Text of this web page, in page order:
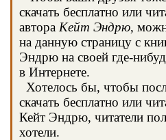
скачать бесплатно или
автора Кейт Эндрю,
на данную страницу с
Эндрю на своей где-
в Интернете.
Хотелось бы, чтобы
скачать бесплатно или
Кейт Эндрю, читатели
хотели.